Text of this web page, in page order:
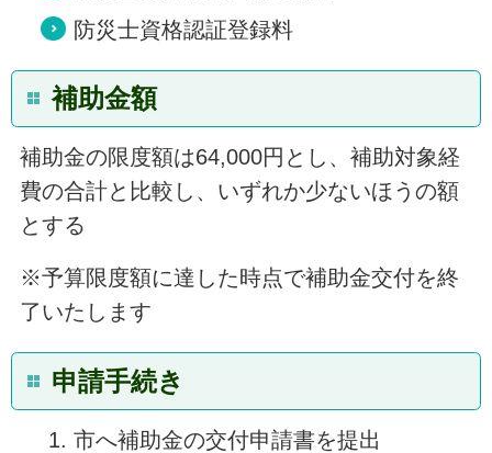
防災士資格認証登録料
補助金額
補助金の限度額は64,000円とし、補助対象経
費の合計と比較し、いずれか少ないほうの額
とする
※予算限度額に達した時点で補助金交付を終
了いたします
申請手続き
市へ補助金の交付申請書を提出